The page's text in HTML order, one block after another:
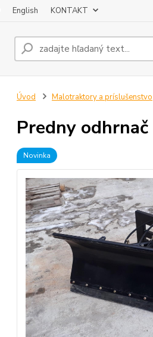
English KONTAKT
Úvod Malotraktory a príslušenstvo
Predny
Novinka